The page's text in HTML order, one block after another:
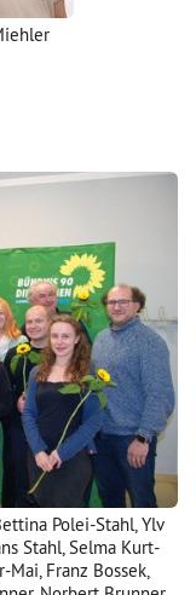
Polei-Stahl, Ylv
Stahl, Selma Kurt-
Franz Bossek,